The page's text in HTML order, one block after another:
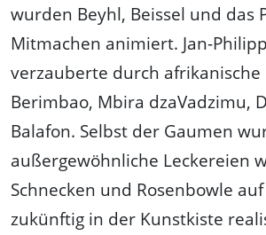
wurden Beyhl, Beissel und das
Mitmachen animiert. Jan-
verzauberte durch afrikanische
Berimbao, Mbira dzaVadzimu,
Balafon. Selbst der Gaumen
außergewöhnliche Leckereien
Schnecken und Rosenbowle
zukünftig in der Kunstkiste